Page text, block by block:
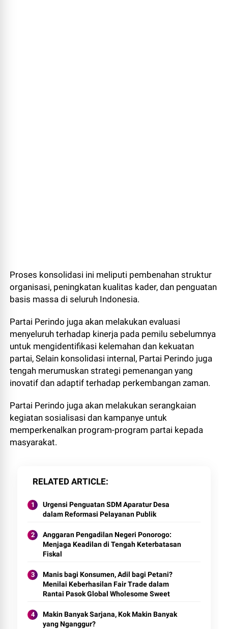
Proses konsolidasi ini meliputi pembenahan struktur
organisasi, peningkatan kualitas kader, dan penguatan
basis massa di seluruh Indonesia.
Partai Perindo juga akan melakukan evaluasi
menyeluruh terhadap kinerja pada pemilu sebelumnya
untuk mengidentifikasi kelemahan dan kekuatan
partai, Selain konsolidasi internal, Partai Perindo juga
tengah merumuskan strategi pemenangan yang
inovatif dan adaptif terhadap perkembangan zaman.
Partai Perindo juga akan melakukan serangkaian
kegiatan sosialisasi dan kampanye untuk
memperkenalkan program-program partai kepada
masyarakat.
RELATED ARTICLE
Urgensi Penguatan SDM Aparatur Desa
dalam Reformasi Pelayanan Publik
Anggaran Pengadilan Negeri Ponorogo:
Menjaga Keadilan di Tengah Keterbatasan
Fiskal
Manis bagi Konsumen, Adil bagi Petani?
Menilai Keberhasilan Fair Trade dalam
Rantai Pasok Global Wholesome Sweet
Makin Banyak Sarjana, Kok Makin Banyak
yang Nganggur?